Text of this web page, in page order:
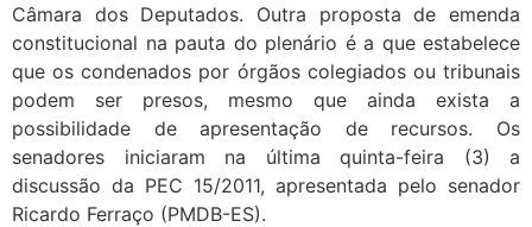
Câmara dos Deputados. Outra proposta de emenda
constitucional na pauta do plenário é a que estabelece
que os condenados por órgãos colegiados ou tribunais
podem ser presos, mesmo que ainda exista a
possibilidade de apresentação de recursos. Os
senadores iniciaram na última quinta-feira (3) a
discussão da PEC 15/2011, apresentada pelo senador
Ricardo Ferraço (PMDB-ES).